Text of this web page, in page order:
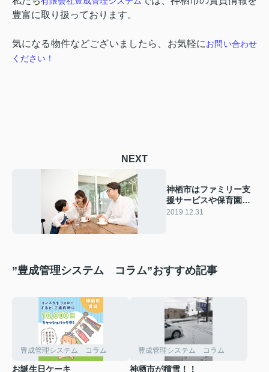
豊富に取り扱っております。
気になる物件などございましたら、お気軽にお問い合わせ
ください！
NEXT
神栖市はファミリー支
援サービスや保育園が
充実している！
2019.12.31
”豊成管理システム コラム”おすすめ記事
豊成管理システム コラム
お誕生日ケーキ
豊成管理システム コラム
神栖市が積雪！！